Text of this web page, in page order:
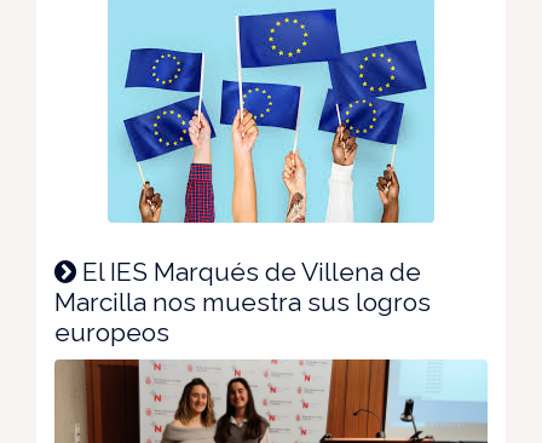
El IES Marqués de Villena de
Marcilla nos muestra sus logros
europeos